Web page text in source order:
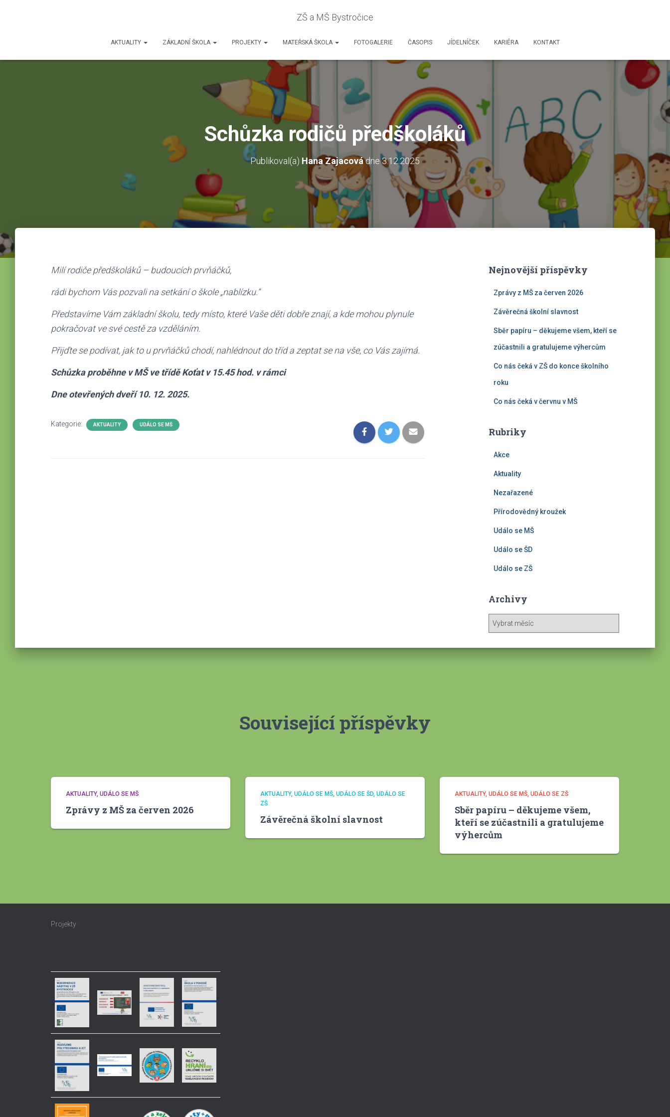
ZŠ a MŠ Bystročice
AKTUALITY ZÁKLADNÍ ŠKOLA PROJEKTY MATEŘSKÁ ŠKOLA FOTOGALERIE ČASOPIS JÍDELNÍČEK KARIÉRA KONTAKT
Schůzka rodičů předškoláků
Publikoval(a) Hana Zajacovádne3.12.2025
Milí rodiče předškoláků – budoucích prvňáčků,
rádi bychom Vás pozvali na setkání o škole „nablízku.“
Představíme Vám základní školu, tedy místo, které Vaše děti dobře znají, a kde mohou plynule
pokračovat ve své cestě za vzděláním.
Přijďte se podívat, jak to u prvňáčků chodí, nahlédnout do tříd a zeptat se na vše, co Vás zajímá.
Schůzka proběhne v MŠ ve třídě Koťat v 15.45 hod. v rámci
Dne otevřených dveří 10. 12. 2025.
Kategorie: AKTUALITY UDÁLO SE MŠ
Nejnovější příspěvky
Zprávy z MŠ za červen 2026
Závěrečná školní slavnost
Sběr papíru – děkujeme všem, kteří se
zúčastnili a gratulujeme výhercům
Co nás čeká v ZŠ do konce školního
roku
Co nás čeká v červnu v MŠ
Rubriky
Akce
Aktuality
Nezařazené
Přírodovědný kroužek
Událo se MŠ
Událo se ŠD
Událo se ZŠ
Archivy
h
Související příspěvky
AKTUALITY UDÁLO SE MŠ
Zprávy z MŠ za červen 2026
AKTUALITY UDÁLO SE MŠ UDÁLO SE ŠD UDÁLO SE
ZŠ
Závěrečná školní slavnost
AKTUALITY UDÁLO SE MŠ UDÁLO SE ZŠ
Sběr papíru – děkujeme všem,
kteří se zúčastnili a gratulujeme
výhercům
Projekty